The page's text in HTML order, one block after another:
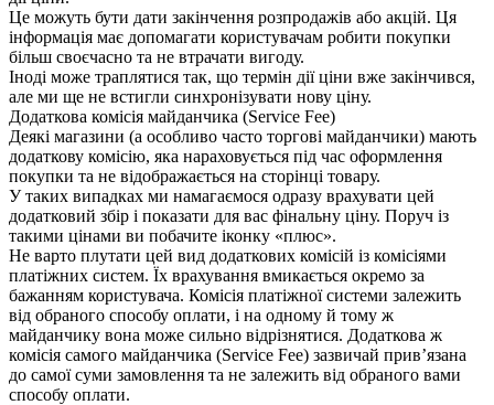
Це можуть бути дати закінчення розпродажів або акцій. Ця
інформація має допомагати користувачам робити покупки
більш своєчасно та не втрачати вигоду.
Іноді може траплятися так, що термін дії ціни вже закінчився,
але ми ще не встигли синхронізувати нову ціну.
Додаткова комісія майданчика (Service Fee)
Деякі магазини (а особливо часто торгові майданчики) мають
додаткову комісію, яка нараховується під час оформлення
покупки та не відображається на сторінці товару.
У таких випадках ми намагаємося одразу врахувати цей
додатковий збір і показати для вас фінальну ціну. Поруч із
такими цінами ви побачите іконку «плюс».
Не варто плутати цей вид додаткових комісій із комісіями
платіжних систем. Їх врахування вмикається окремо за
бажанням користувача. Комісія платіжної системи залежить
від обраного способу оплати, і на одному й тому ж
майданчику вона може сильно відрізнятися. Додаткова ж
комісія самого майданчика (Service Fee) зазвичай прив’язана
до самої суми замовлення та не залежить від обраного вами
способу оплати.